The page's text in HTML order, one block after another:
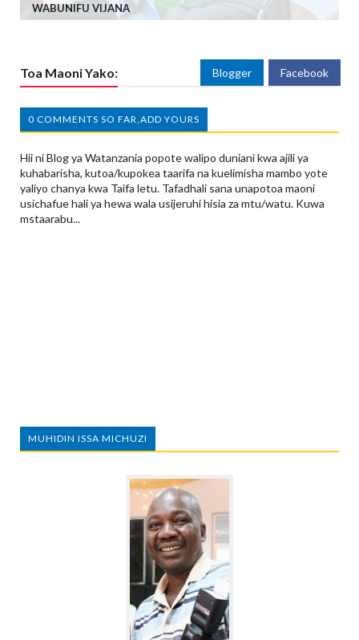
WABUNIFU VIJANA
Toa Maoni Yako: Blogger Facebook
0 COMMENTS SO FAR,ADD YOURS
Hii ni Blog ya Watanzania popote walipo duniani kwa ajili ya
kuhabarisha, kutoa/kupokea taarifa na kuelimisha mambo yote
yaliyo chanya kwa Taifa letu. Tafadhali sana unapotoa maoni
usichafue hali ya hewa wala usijeruhi hisia za mtu/watu. Kuwa
mstaarabu...
MUHIDIN ISSA MICHUZI